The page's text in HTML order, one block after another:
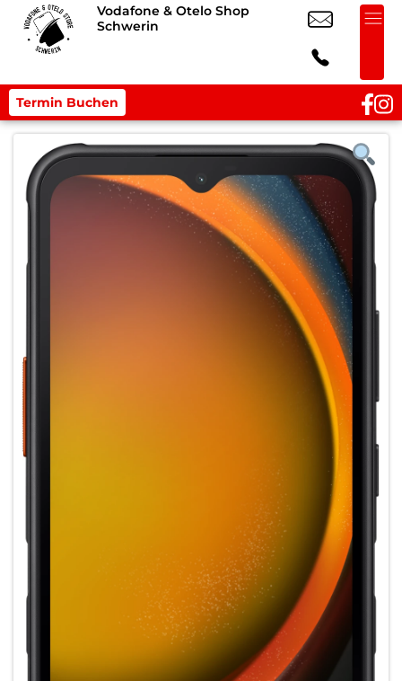
Vodafone & Otelo Shop
Schwerin
Termin Buchen